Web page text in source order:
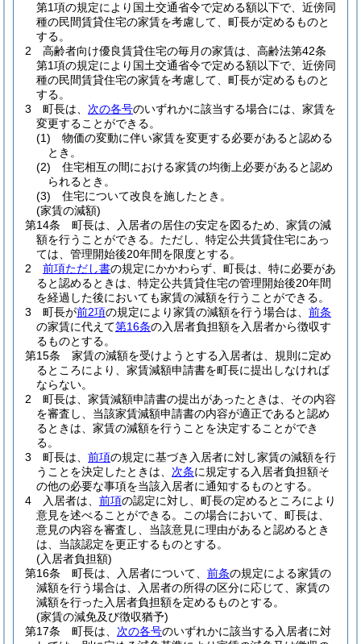
第1項の規定により国土交通省令で定める額以下で、近傍同
種の民間賃貸住宅の家賃を考慮して、町長が定めるものと
する。
2
高齢者向け優良賃貸住宅の毎月の家賃は、高齢法第42条
第1項の規定により国土交通省令で定める額以下で、近傍同
種の民間賃貸住宅の家賃を考慮して、町長が定めるものと
する。
3
町長は、 次の各号のいずれかに該当する場合には、家賃を
変更することができる。
(1)
物価の変動に伴い家賃を変更する必要があると認める
とき。
(2)
住宅相互の間における家賃の均衡上必要があると認め
られるとき。
(3)
住宅について改良を施したとき。
(家賃の減額)
第14条
町長は、入居者の居住の安定を図るため、家賃の減
額を行うことができる。 ただし、特定公共賃貸住宅にあっ
ては、管理開始後20年間を限度とする。
2
前項ただし書の規定にかかわらず、町長は、特に必要があ
ると認めるときは、特定公共賃貸住宅の管理開始後20年間
を経過した後においても家賃の減額を行うことができる。
3
町長が前2項の規定により家賃の減額を行う場合は、 前条
の家賃に代えて第16条の入居者負担額を入居者から徴収す
るものとする。
第15条
家賃の減額を受けようとする入居者は、規則に定め
るところにより、家賃減額申請書を町長に提出しなければ
ならない。
2
町長は、家賃減額申請書の提出があったときは、その内容
を審査し、当該家賃減額申請書の内容が適正であると認め
るときは、家賃の減額を行うことを決定することができ
る。
3
町長は、 前項の規定に基づき入居者に対し家賃の減額を行
うことを決定したときは、 次条に規定する入居者負担額そ
の他の必要な事項を当該入居者に通知するものとする。
4
入居者は、 前項の認定に対し、町長の定めるところにより
意見を述べることができる。
この場合において、町長は、
意見の内容を審査し、当該意見に理由があると認めるとき
は、当該認定を更正するものとする。
(入居者負担額)
第16条
町長は、入居者について、 前条の規定による家賃の
減額を行う場合は、入居者の所得の区分に応じて、家賃の
減額を行った入居者負担額を定めるものとする。
(家賃の減免及び徴収猶予)
第17条
町長は、 次の各号のいずれかに該当する入居者に対